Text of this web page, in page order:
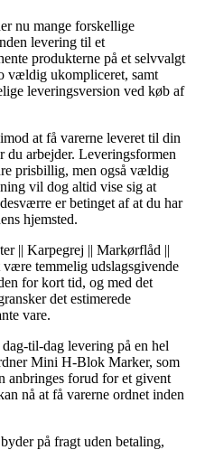
nu mange forskellige
levering til et
produkterne på et selvvalgt
vældig ukompliceret, samt
leveringsversion ved køb af
at få varerne leveret til din
du arbejder. Leveringsformen
prisbillig, men også vældig
vil dog altid vise sig at
er betinget af at du har
hjemsted.
|| Karpegrej || Markørflåd ||
temmelig udslagsgivende
for kort tid, og med det
det estimerede
vare.
til-dag levering på en hel
Mini H-Blok Marker, som
anbringes forud for et givent
nå at få varerne ordnet inden
på fragt uden betaling,